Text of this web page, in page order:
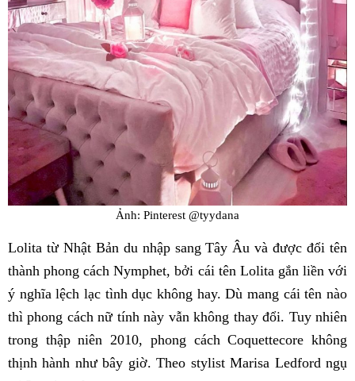
Ảnh: Pinterest @tyydana
Lolita từ Nhật Bản du nhập sang Tây Âu và được đổi tên
thành phong cách Nymphet, bởi cái tên Lolita gắn liền với
ý nghĩa lệch lạc tình dục không hay. Dù mang cái tên nào
thì phong cách nữ tính này vẫn không thay đổi. Tuy nhiên
trong thập niên 2010, phong cách Coquettecore không
thịnh hành như bây giờ. Theo stylist Marisa Ledford ngụ